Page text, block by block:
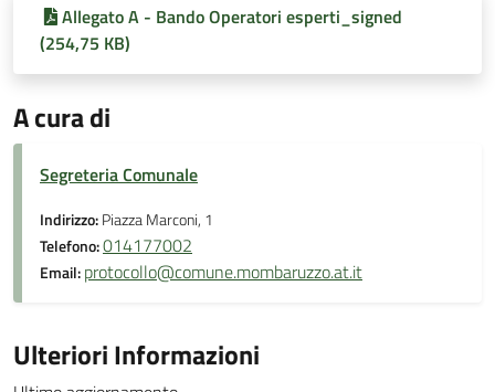
Allegato A - Bando Operatori esperti_signed
(254,75 KB)
A cura di
Segreteria Comunale
Indirizzo:Piazza Marconi, 1
Telefono:014177002
Email:protocollo@comune.mombaruzzo.at.it
Ulteriori Informazioni